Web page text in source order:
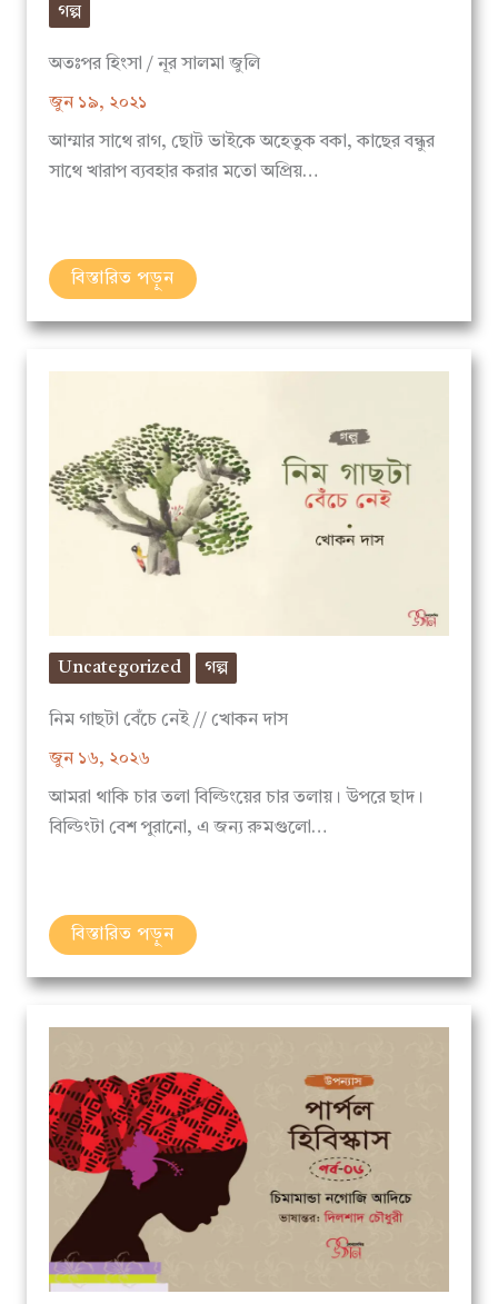
জুন ১৯, ২০২১
আম্মার সাথে রাগ, ছোট ভাইকে অহেতুক বকা, কাছের বন্ধুর
সাথে খারাপ ব্যবহার করার মতো অপ্রিয়…
Uncategorized গল্প
জুন ১৬, ২০২৬
আমরা থাকি চার তলা বিল্ডিংয়ের চার তলায়। উপরে ছাদ।
বিল্ডিংটা বেশ পুরানো, এ জন্য রুমগুলো…
উপন্যাস